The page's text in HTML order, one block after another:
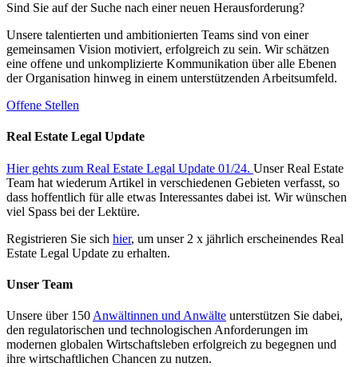
Sind Sie auf der Suche nach einer neuen Herausforderung?
Unsere talentierten und ambitionierten Teams sind von einer
gemeinsamen Vision motiviert, erfolgreich zu sein. Wir schätzen
eine offene und unkomplizierte Kommunikation über alle Ebenen
der Organisation hinweg in einem unterstützenden Arbeitsumfeld.
Offene Stellen
Real Estate Legal Update
Hier gehts zum Real Estate Legal Update 01/24. Unser Real Estate
Team hat wiederum Artikel in verschiedenen Gebieten verfasst, so
dass hoffentlich für alle etwas Interessantes dabei ist. Wir wünschen
viel Spass bei der Lektüre.
Registrieren Sie sich hier, um unser 2 x jährlich erscheinendes Real
Estate Legal Update zu erhalten.
Unser Team
Unsere über 150 Anwältinnen und Anwälte unterstützen Sie dabei,
den regulatorischen und technologischen Anforderungen im
modernen globalen Wirtschaftsleben erfolgreich zu begegnen und
ihre wirtschaftlichen Chancen zu nutzen.